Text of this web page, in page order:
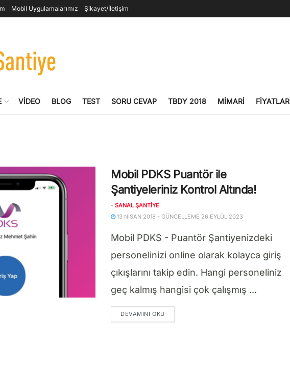
Mobil Uygulamalarımız Şikayet/İletişim
VIDEO BLOG TEST SORU CEVAP TBDY 2018 MIMARI FIYATLAR
Mobil PDKS Puantör ile
Şantiyeleriniz Kontrol Altında!
- SANAL ŞANTIYE
13 NISAN 2018 - GÜNCELLEME 26 EYLÜL 2023
Mobil PDKS - Puantör Şantiyenizdeki
personelinizi online olarak kolayca giriş
çıkışlarını takip edin. Hangi personeliniz
geç kalmış hangisi çok çalışmış ...
DEVAMINI OKUDETAILS